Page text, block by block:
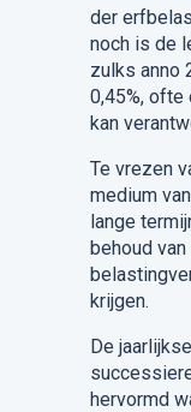
der
noch is de
zulks anno
0,45%, ofte
kan
Te vrezen
medium
lange
behoud
krijgen.
De
hervormd